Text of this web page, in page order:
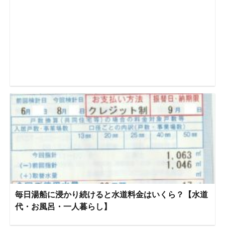
毎日湯船に浸かり続けると水道料金はいくら？【水道
代・お風呂・一人暮らし】